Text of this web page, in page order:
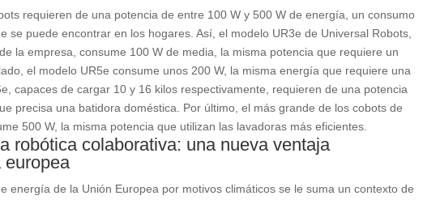
requieren de una potencia de entre 100 W y 500 W de energía, un consumo
se puede encontrar en los hogares. Así, el modelo UR3e de Universal Robots,
la empresa, consume 100 W de media, la misma potencia que requiere un
el modelo UR5e consume unos 200 W, la misma energía que requiere una
capaces de cargar 10 y 16 kilos respectivamente, requieren de una potencia
precisa una batidora doméstica. Por último, el más grande de los cobots de
500 W, la misma potencia que utilizan las lavadoras más eficientes.
robótica colaborativa: una nueva ventaja
europea
energía de la Unión Europea por motivos climáticos se le suma un contexto de